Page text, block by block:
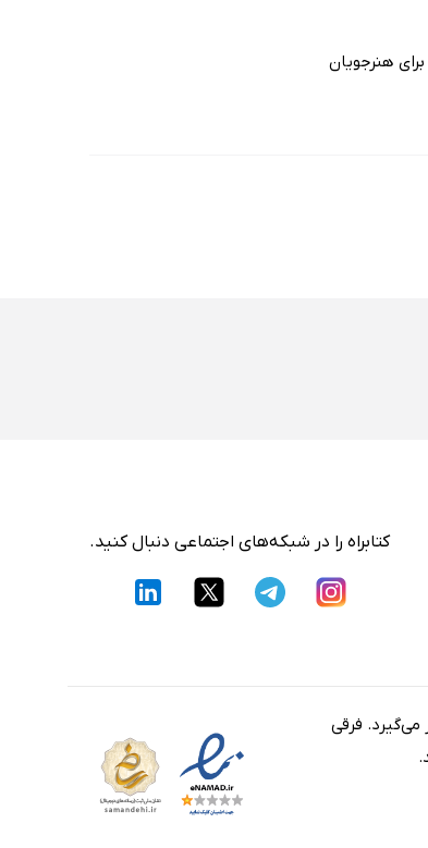
نموده است که برای هنرجویان
کتابراه را در شبکه‌های اجتماعی دنبال کنید.
می‌گیرد. فرقی